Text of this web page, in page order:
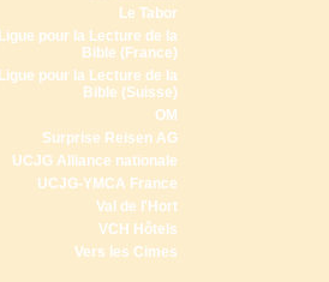
Le Tabor
Ligue pour la Lecture de la
Bible (France)
Ligue pour la Lecture de la
Bible (Suisse)
OM
Surprise Reisen AG
UCJG Alliance nationale
UCJG-YMCA France
Val de l'Hort
VCH Hôtels
Vers les Cimes